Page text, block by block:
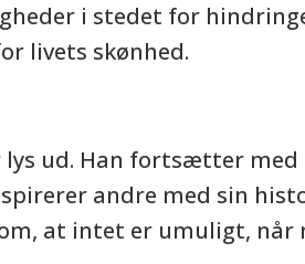
i stedet for
livets skønhed.
ud. Han fortsætter
andre med sin
at intet er umuligt, når